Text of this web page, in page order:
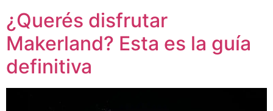
¿Querés disfrutar
Makerland? Esta es la guía
definitiva